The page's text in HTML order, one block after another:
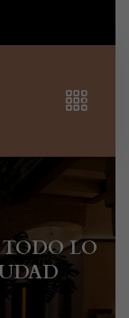
LO